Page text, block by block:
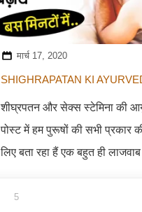
मार्च 17, 2020
SHIGHRAPATAN KI
शीघ्रपतन और सेक्स स्टेमिना की
पोस्ट में हम पुरूषों की सभी
लिए बता रहा हैं एक बहुत ही
5